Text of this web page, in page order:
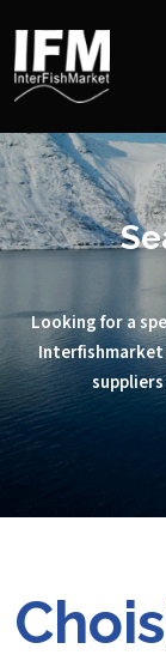
Looking for a
Interfishmarket